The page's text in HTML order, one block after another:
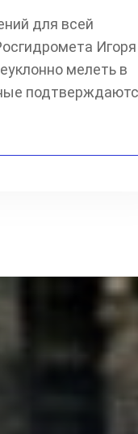
для всей
Игоря
мелеть в